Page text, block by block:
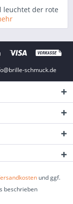
leuchtet der rote
schmuck.de
und ggf.
beschrieben